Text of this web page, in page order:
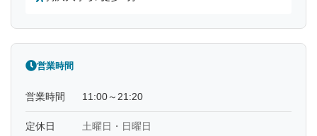
営業時間
営業時間 11:00～21:20
定休日 土曜日・日曜日